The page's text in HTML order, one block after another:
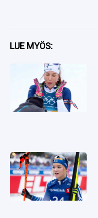
LUE MYÖS: